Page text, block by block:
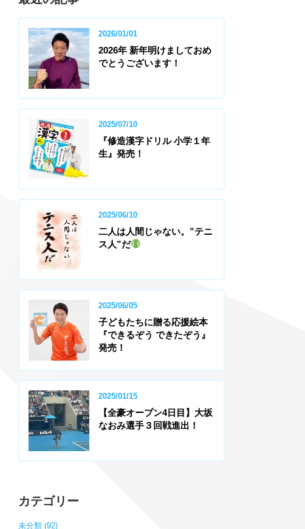
2026/01/01
2026年 新年明けましておめ
でとうございます！
2025/07/10
『修造漢字ドリル 小学１年
生』発売！
2025/06/10
二人は人間じゃない。”テニ
ス人”だ
2025/06/05
子どもたちに贈る応援絵本
『できるぞう できたぞう』
発売！
2025/01/15
【全豪オープン4日目】大坂
なおみ選手３回戦進出！
カテゴリー
未分類 (92)